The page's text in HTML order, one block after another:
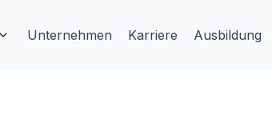
Unternehmen Karriere Ausbildung